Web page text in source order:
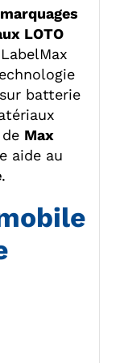
LOTO
batterie
Max
aide au
.